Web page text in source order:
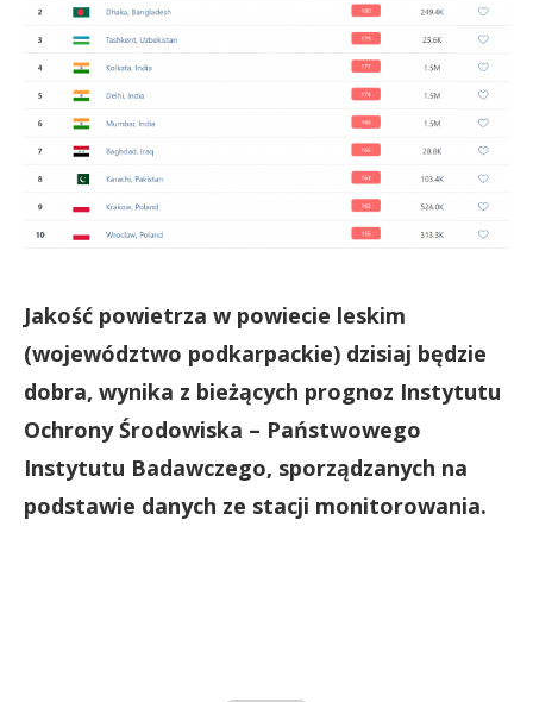
Jakość powietrza w powiecie leskim
(województwo podkarpackie) dzisiaj będzie
dobra, wynika z bieżących prognoz Instytutu
Ochrony Środowiska – Państwowego
Instytutu Badawczego, sporządzanych na
podstawie danych ze stacji monitorowania.